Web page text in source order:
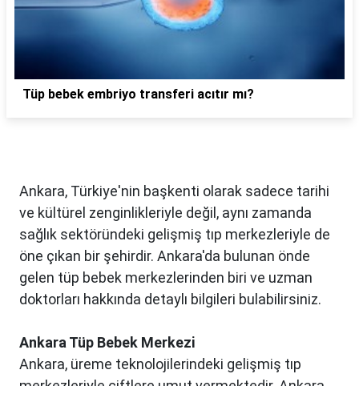
Tüp bebek embriyo transferi acıtır mı?
Ankara, Türkiye'nin başkenti olarak sadece tarihi
ve kültürel zenginlikleriyle değil, aynı zamanda
sağlık sektöründeki gelişmiş tıp merkezleriyle de
öne çıkan bir şehirdir. Ankara'da bulunan önde
gelen tüp bebek merkezlerinden biri ve uzman
doktorları hakkında detaylı bilgileri bulabilirsiniz.
Ankara Tüp Bebek Merkezi
Ankara, üreme teknolojilerindeki gelişmiş tıp
merkezleriyle çiftlere umut vermektedir. Ankara